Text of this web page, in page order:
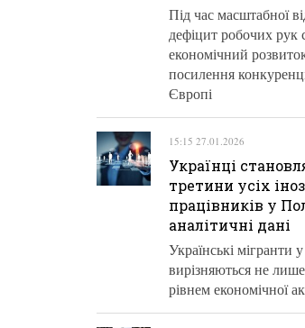
Під час масштабної
дефіцит робочих рук
економічний
посилення
Європі
15:15 27.01.2026
Українці
третини усіх
працівників у
аналітичні дані
Українські мігранти
вирізняються не
рівнем економічної